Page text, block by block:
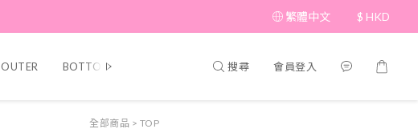
繁體中文 $ HKD
OUTER BOTTOM Beauty SHOES&BAG
搜尋 會員登入
全部商品 > TOP